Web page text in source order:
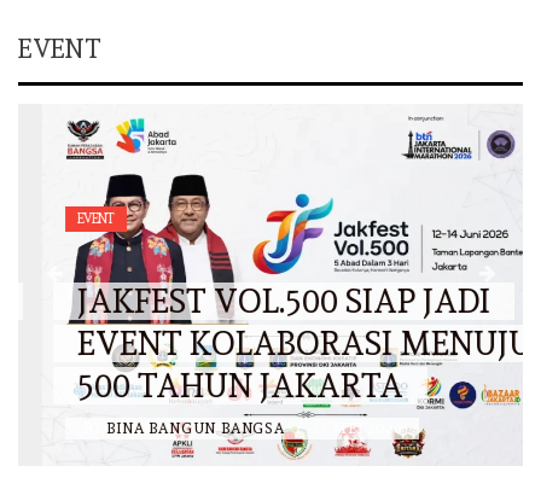
EVENT
EVENT
JAKFEST VOL.500 SIAP JADI
EVENT KOLABORASI MENUJU
500 TAHUN JAKARTA
BINA BANGUN BANGSA / 27 MEI 2026